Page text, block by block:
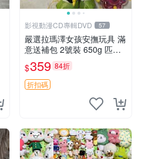
影視動漫CD專輯DVD 57
嚴選拉瑪澤女孩安撫玩具 滿
意送補包 2號裝 650g 匹配
嬰幼童舒壓好伴侶 女孩專用
安心選擇 安撫玩偶 衝包 玩
具
$359 84折
折扣碼